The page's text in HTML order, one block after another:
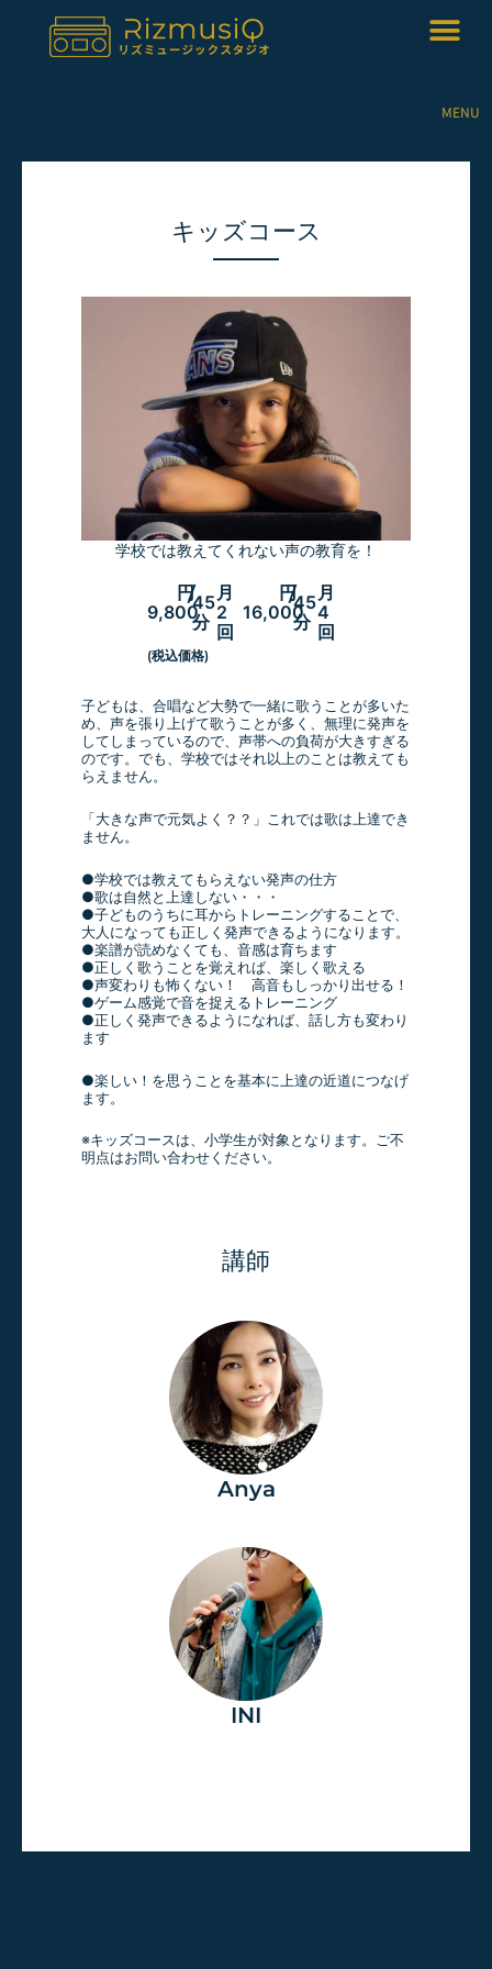
MENU
キッズコース
学校では教えてくれない声の教育を！
9,800
円
/45
分
月
2
回
16,000
円
/45
分
月
4
回
(税込価格)
子どもは、合唱など大勢で一緒に歌うことが多いた
め、声を張り上げて歌うことが多く、無理に発声を
してしまっているので、声帯への負荷が大きすぎる
のです。でも、学校ではそれ以上のことは教えても
らえません。
「大きな声で元気よく？？」これでは歌は上達でき
ません。
●学校では教えてもらえない発声の仕方
●歌は自然と上達しない・・・
●子どものうちに耳からトレーニングすることで、
大人になっても正しく発声できるようになります。
●楽譜が読めなくても、音感は育ちます
●正しく歌うことを覚えれば、楽しく歌える
●声変わりも怖くない！ 高音もしっかり出せる！
●ゲーム感覚で音を捉えるトレーニング
●正しく発声できるようになれば、話し方も変わり
ます
●楽しい！を思うことを基本に上達の近道につなげ
ます。
※キッズコースは、小学生が対象となります。ご不
明点はお問い合わせください。
講師
Anya
INI